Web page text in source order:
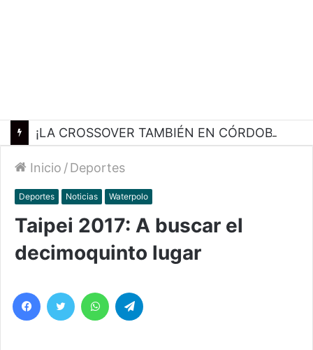
¡LA CROSSOVER TAMBIÉN EN CÓRDOBA!
Inicio /Deportes
Deportes Noticias Waterpolo
Taipei 2017: A buscar el
decimoquinto lugar